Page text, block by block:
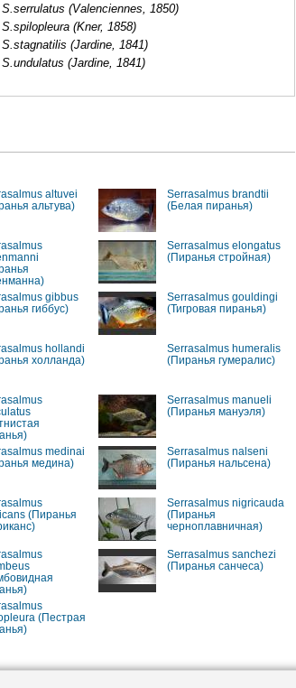
S.serrulatus (Valenciennes, 1850)
S.spilopleura (Kner, 1858)
S.stagnatilis (Jardine, 1841)
S.undulatus (Jardine, 1841)
altuvei
альтува)
Serrasalmus brandtii
(Белая пиранья)
Serrasalmus elongatus
(Пиранья стройная)
gibbus
гиббус)
Serrasalmus gouldingi
(Тигровая пиранья)
hollandi
холланда)
Serrasalmus humeralis
(Пиранья гумералис)
Serrasalmus manueli
(Пиранья мануэля)
medinai
медина)
Serrasalmus nalseni
(Пиранья нальсена)
(Пиранья
Serrasalmus nigricauda
(Пиранья
черноплавничная)
Serrasalmus sanchezi
(Пиранья санчеса)
(Пестрая